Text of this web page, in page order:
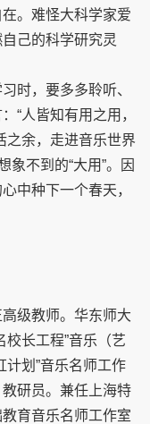
。难怪大科学家爱
己的科学研究灵
时，要多多聆听、
“人皆知有用之用，
之余，走进音乐世界
象不到的“大用”。因
中种下一个春天，
级教师。华东师大
校长工程”音乐（艺
计划”音乐名师工作
研员。兼任上海特
育音乐名师工作室